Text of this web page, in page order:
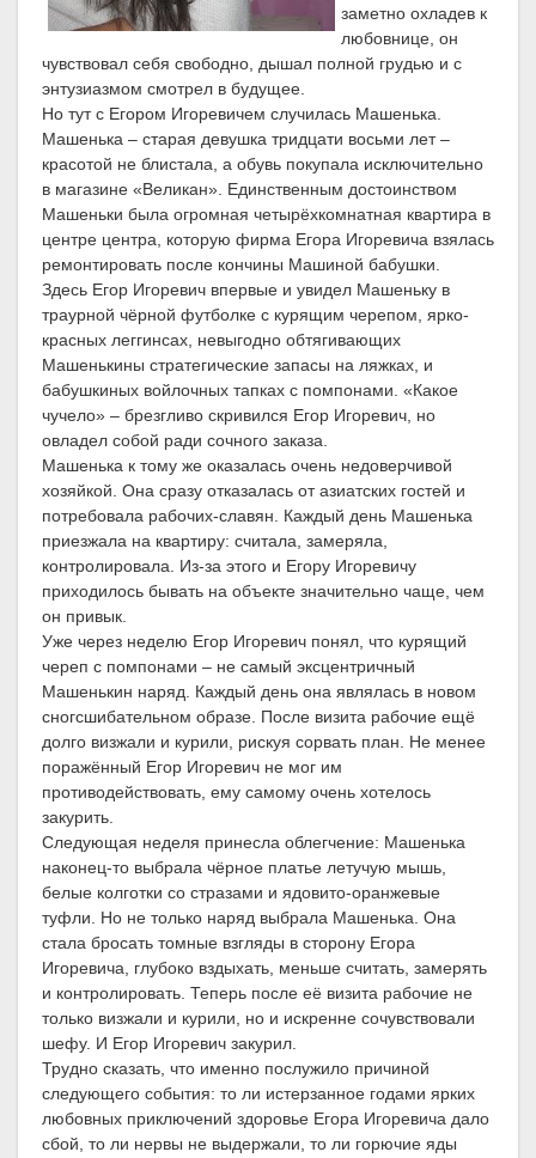
заметно охладев к
любовнице, он
чувствовал себя свободно, дышал полной грудью и с
энтузиазмом смотрел в будущее.
Но тут с Егором Игоревичем случилась Машенька.
Машенька – старая девушка тридцати восьми лет –
красотой не блистала, а обувь покупала исключительно
в магазине «Великан». Единственным достоинством
Машеньки была огромная четырёхкомнатная квартира в
центре центра, которую фирма Егора Игоревича взялась
ремонтировать после кончины Машиной бабушки.
Здесь Егор Игоревич впервые и увидел Машеньку в
траурной чёрной футболке с курящим черепом, ярко-
красных леггинсах, невыгодно обтягивающих
Машенькины стратегические запасы на ляжках, и
бабушкиных войлочных тапках с помпонами. «Какое
чучело» – брезгливо скривился Егор Игоревич, но
овладел собой ради сочного заказа.
Машенька к тому же оказалась очень недоверчивой
хозяйкой. Она сразу отказалась от азиатских гостей и
потребовала рабочих-славян. Каждый день Машенька
приезжала на квартиру: считала, замеряла,
контролировала. Из-за этого и Егору Игоревичу
приходилось бывать на объекте значительно чаще, чем
он привык.
Уже через неделю Егор Игоревич понял, что курящий
череп с помпонами – не самый эксцентричный
Машенькин наряд. Каждый день она являлась в новом
сногсшибательном образе. После визита рабочие ещё
долго визжали и курили, рискуя сорвать план. Не менее
поражённый Егор Игоревич не мог им
противодействовать, ему самому очень хотелось
закурить.
Следующая неделя принесла облегчение: Машенька
наконец-то выбрала чёрное платье летучую мышь,
белые колготки со стразами и ядовито-оранжевые
туфли. Но не только наряд выбрала Машенька. Она
стала бросать томные взгляды в сторону Егора
Игоревича, глубоко вздыхать, меньше считать, замерять
и контролировать. Теперь после её визита рабочие не
только визжали и курили, но и искренне сочувствовали
шефу. И Егор Игоревич закурил.
Трудно сказать, что именно послужило причиной
следующего события: то ли истерзанное годами ярких
любовных приключений здоровье Егора Игоревича дало
сбой, то ли нервы не выдержали, то ли горючие яды